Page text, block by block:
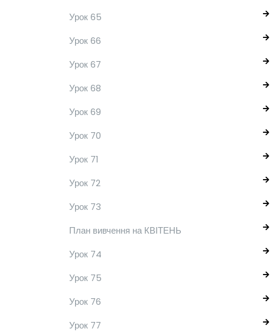
Урок 65
Урок 66
Урок 67
Урок 68
Урок 69
Урок 70
Урок 71
Урок 72
Урок 73
План вивчення на КВІТЕНЬ
Урок 74
Урок 75
Урок 76
Урок 77